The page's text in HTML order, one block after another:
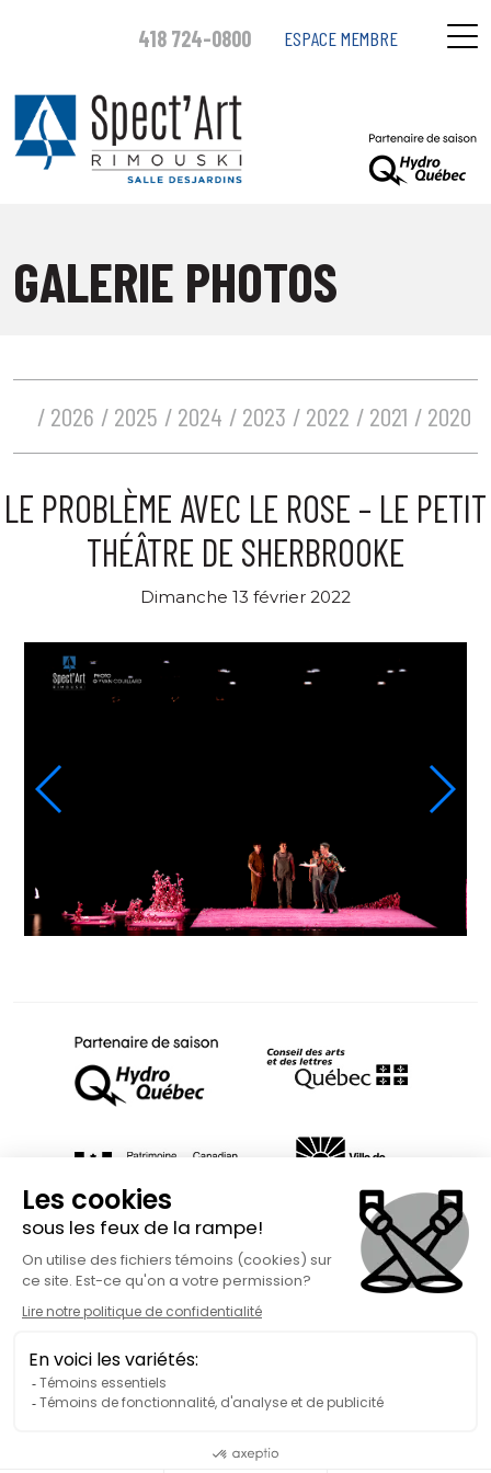
418 724-0800 ESPACE MEMBRE
GALERIE PHOTOS
2026 2025 2024 2023 2022 2021 2020
LE PROBLÈME AVEC LE ROSE – LE PETIT
THÉÂTRE DE SHERBROOKE
Dimanche 13 février 2022